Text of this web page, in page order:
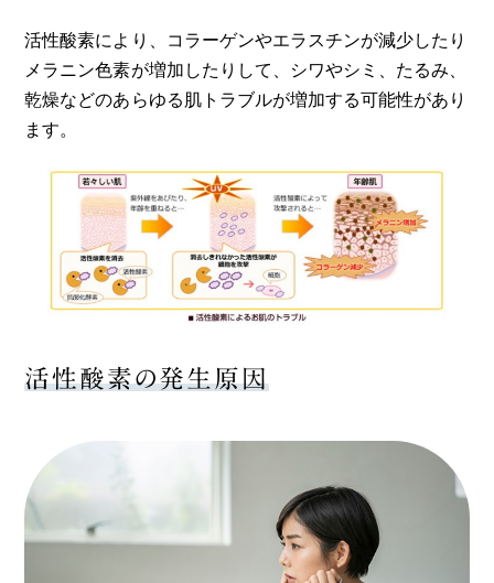
活性酸素により、コラーゲンやエラスチンが減少したり
メラニン色素が増加したりして、シワやシミ、たるみ、
乾燥などのあらゆる肌トラブルが増加する可能性があり
ます。
活性酸素の発生原因